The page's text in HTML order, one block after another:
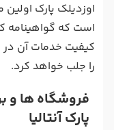
اوزدیلک پارک اولین
کیفیت خدمات آن
را جلب خواهد کرد.
فروشگاه ها و
پارک آنتالیا